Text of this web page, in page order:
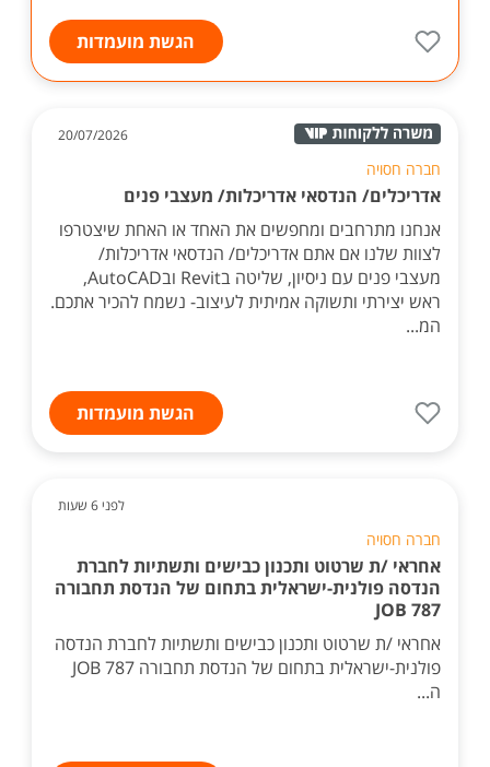
הגשת מועמדות
20/07/2026
חברה חסויה
אדריכלים/ הנדסאי אדריכלות/ מעצבי פנים
אנחנו מתרחבים ומחפשים את האחד או האחת שיצטרפו
לצוות שלנו אם אתם אדריכלים/ הנדסאי אדריכלות/
מעצבי פנים עם ניסיון, שליטה בRevit ובAutoCAD,
ראש יצירתי ותשוקה אמיתית לעיצוב- נשמח להכיר אתכם.
המ...
הגשת מועמדות
לפני 6 שעות
חברה חסויה
אחראי /ת שרטוט ותכנון כבישים ותשתיות לחברת
הנדסה פולנית-ישראלית בתחום של הנדסת תחבורה
JOB 787
אחראי /ת שרטוט ותכנון כבישים ותשתיות לחברת הנדסה
פולנית-ישראלית בתחום של הנדסת תחבורה JOB 787
ה...